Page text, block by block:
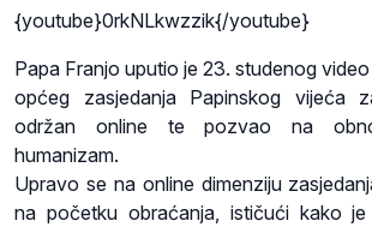
{youtube}0rkNLkwzzik{/youtube}
Papa Franjo uputio je 23. studenog
općeg zasjedanja Papinskog vijeća
održan online te pozvao na
humanizam.
Upravo se na online dimenziju
na početku obraćanja, ističući kako